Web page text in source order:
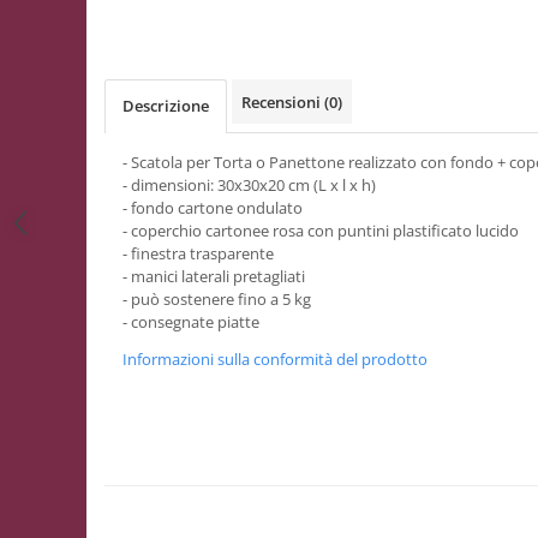
Scatole Fondo + Coperchio
Scatole per Caramelle e Dolci
Scatole per Confezioni Regalo
Scatole per Macarons e Praline
Scatole con Cassetto e Inserto per 4
Scatole con Cassetto per Praline
Scatole Medie e Grandi per 10–40
Descrizione Recensioni (0)
- Scatola per Torta o Panettone realizzato con fondo +
- dimensioni: 30x30x20 cm (L x l x h)
- fondo cartone ondulato
- coperchio cartonee rosa con puntini plastificato lucido
- finestra trasparente
- manici laterali pretagliati
- può sostenere fino a 5 kg
- consegnate piatte
Informazioni sulla conformità del prodotto